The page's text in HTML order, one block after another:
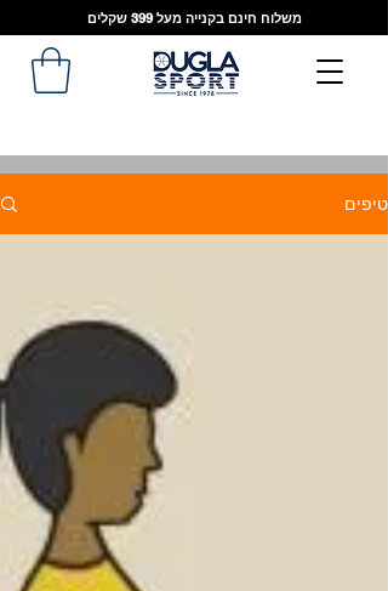
משלוח חינם בקנייה מעל 399 שקלים
טיפים